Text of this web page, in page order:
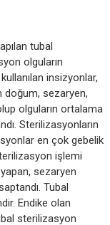
tubal
olguların
insizyonlar,
doğum, sezaryen,
olguların ortalama
Sterilizasyonların
en çok gebelik
işlemi
sezaryen
Tubal
Endike olan
sterilizasyon